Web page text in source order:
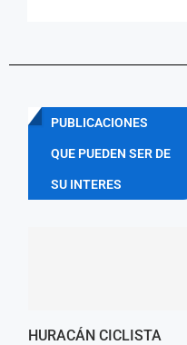
PUBLICACIONES
QUE PUEDEN SER DE
SU INTERES
HURACÁN CICLISTA